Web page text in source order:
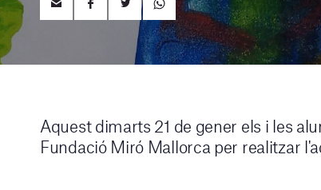
Aquest dimarts 21 de gener els i les
Fundació Miró Mallorca per realitzar